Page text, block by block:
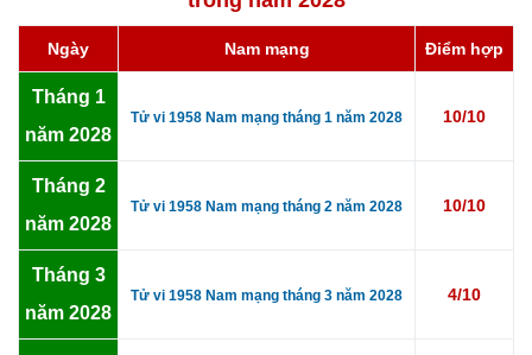
Ngày Nam mạng Điểm hợp
Tháng 1
năm 2028
Tử vi 1958 Nam mạng tháng 1 năm 2028 10/10
Tháng 2
năm 2028
Tử vi 1958 Nam mạng tháng 2 năm 2028 10/10
Tháng 3
năm 2028
Tử vi 1958 Nam mạng tháng 3 năm 2028 4/10